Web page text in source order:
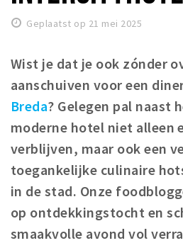
Slapen
Winkels
Winkelgebieden
Parkeren
Bezienswaardigheden
Musea, theaters & podia
Uitjes & activiteiten
Toeristische routes
Geplaatst op 21 mei 2025
Wist je dat je ook zónder
aanschuiven voor een
Breda? Gelegen pal naast
moderne hotel niet alleen
verblijven, maar ook een
toegankelijke culinaire
in de stad. Onze
op ontdekkingstocht en
smaakvolle avond vol